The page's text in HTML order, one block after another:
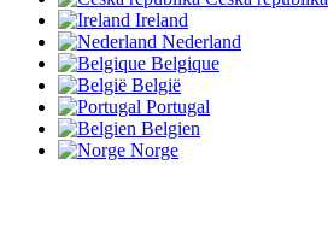
Ireland
Nederland
Belgique
België
Portugal
Belgien
Norge